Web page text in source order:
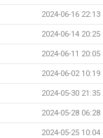
2024-06-16 22:13
2024-06-14 20:25
2024-06-11 20:05
2024-06-02 10:19
2024-05-30 21:35
2024-05-28 06:28
2024-05-25 10:04